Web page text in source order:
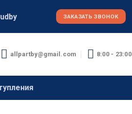
ЗАКАЗАТЬ ЗВОНОК
allpartby@gmail.com 8:00 - 23:00